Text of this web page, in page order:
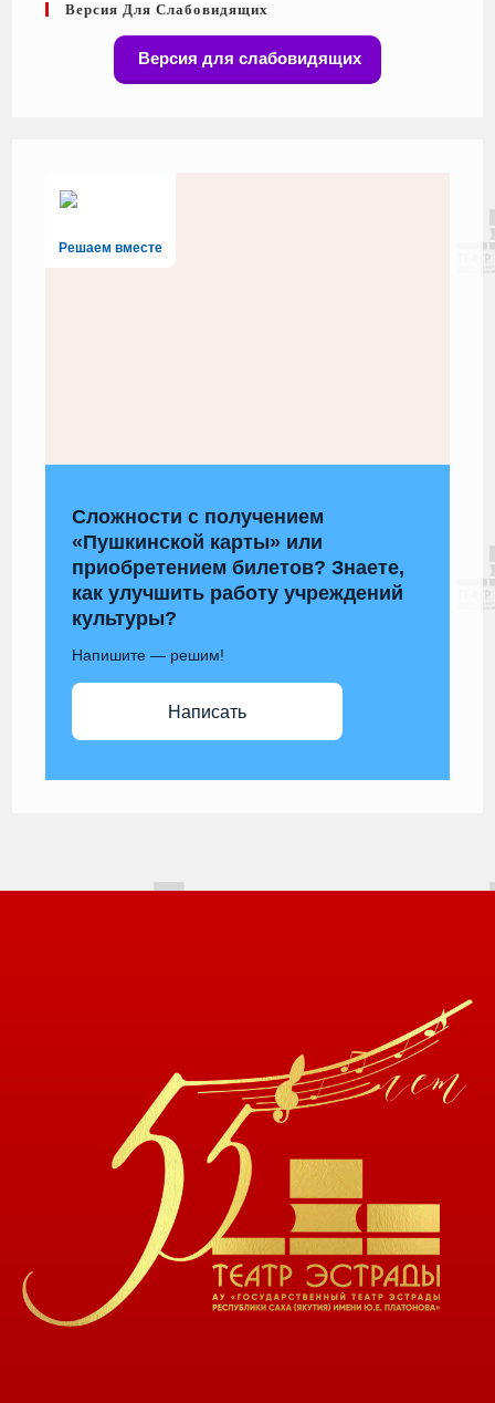
Версия Для Слабовидящих
Версия для слабовидящих
Решаем вместе
Сложности с получением
«Пушкинской карты» или
приобретением билетов? Знаете,
как улучшить работу учреждений
культуры?
Напишите — решим!
Написать